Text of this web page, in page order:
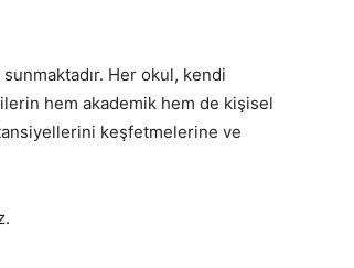
Her okul, kendi
hem akademik hem de kişisel
keşfetmelerine ve